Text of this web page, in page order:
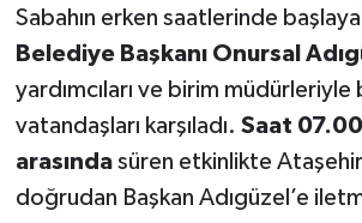
Sabahın erken saatlerinde
Belediye Başkanı Onursal
yardımcıları ve birim müdürleriyle
vatandaşları karşıladı. Saat
arasındasüren etkinlikte
doğrudan Başkan Adıgüzel’e